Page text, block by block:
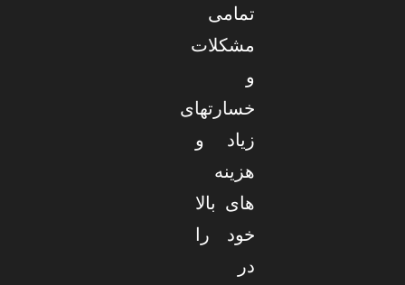
تمامی
مشکلات
و
خسارتهای
زیاد و
هزینه
های بالا
خود را
در